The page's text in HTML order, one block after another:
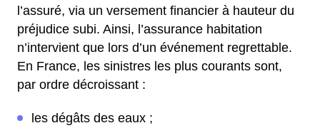
l’assuré, via un versement financier à hauteur du
préjudice subi. Ainsi, l’assurance habitation
n’intervient que lors d’un événement regrettable.
En France, les sinistres les plus courants sont,
par ordre décroissant :
les dégâts des eaux ;